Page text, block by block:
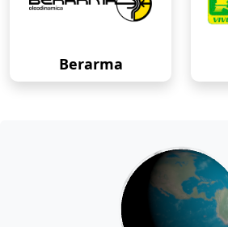
Berarma